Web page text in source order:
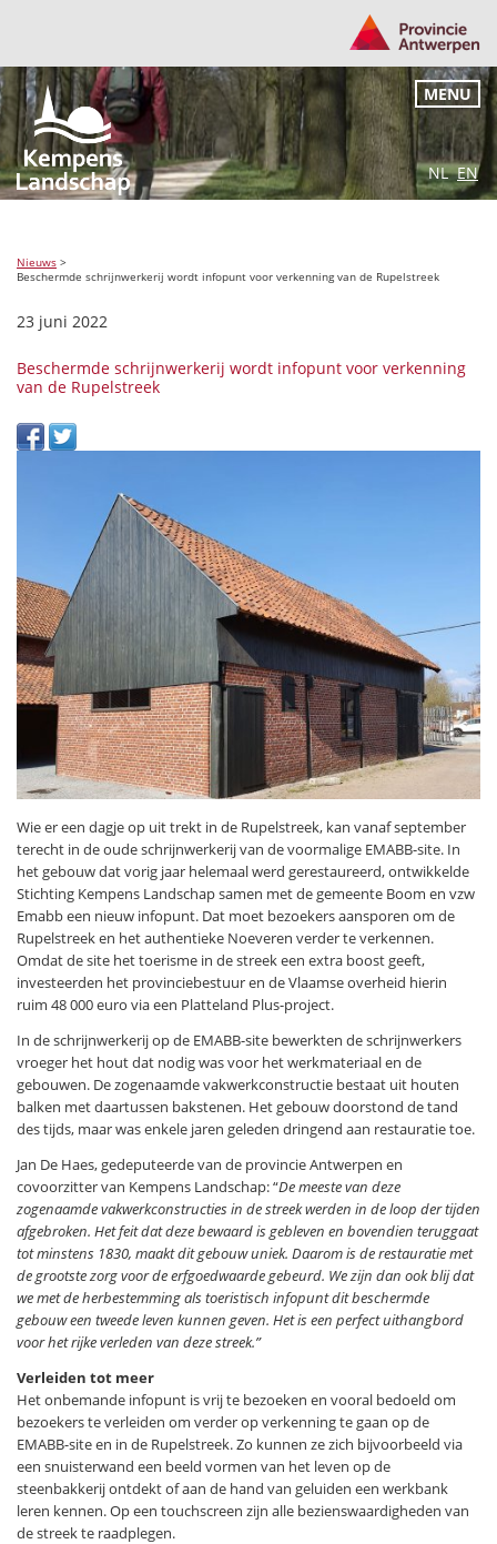
NL EN
MENU
Nieuws >
Beschermde schrijnwerkerij wordt infopunt voor verkenning van de Rupelstreek
23 juni 2022
Beschermde schrijnwerkerij wordt infopunt voor verkenning
van de Rupelstreek
Wie er een dagje op uit trekt in de Rupelstreek, kan vanaf september
terecht in de oude schrijnwerkerij van de voormalige EMABB-site. In
het gebouw dat vorig jaar helemaal werd gerestaureerd, ontwikkelde
Stichting Kempens Landschap samen met de gemeente Boom en vzw
Emabb een nieuw infopunt. Dat moet bezoekers aansporen om de
Rupelstreek en het authentieke Noeveren verder te verkennen.
Omdat de site het toerisme in de streek een extra boost geeft,
investeerden het provinciebestuur en de Vlaamse overheid hierin
ruim 48 000 euro via een Platteland Plus-project.
In de schrijnwerkerij op de EMABB-site bewerkten de schrijnwerkers
vroeger het hout dat nodig was voor het werkmateriaal en de
gebouwen. De zogenaamde vakwerkconstructie bestaat uit houten
balken met daartussen bakstenen. Het gebouw doorstond de tand
des tijds, maar was enkele jaren geleden dringend aan restauratie toe.
Jan De Haes, gedeputeerde van de provincie Antwerpen en
covoorzitter van Kempens Landschap: “De meeste van deze
zogenaamde vakwerkconstructies in de streek werden in de loop der tijden
afgebroken. Het feit dat deze bewaard is gebleven en bovendien teruggaat
tot minstens 1830, maakt dit gebouw uniek. Daarom is de restauratie met
de grootste zorg voor de erfgoedwaarde gebeurd. We zijn dan ook blij dat
we met de herbestemming als toeristisch infopunt dit beschermde
gebouw een tweede leven kunnen geven. Het is een perfect uithangbord
voor het rijke verleden van deze streek.”
Verleiden tot meer
Het onbemande infopunt is vrij te bezoeken en vooral bedoeld om
bezoekers te verleiden om verder op verkenning te gaan op de
EMABB-site en in de Rupelstreek. Zo kunnen ze zich bijvoorbeeld via
een snuisterwand een beeld vormen van het leven op de
steenbakkerij ontdekt of aan de hand van geluiden een werkbank
leren kennen. Op een touchscreen zijn alle bezienswaardigheden van
de streek te raadplegen.